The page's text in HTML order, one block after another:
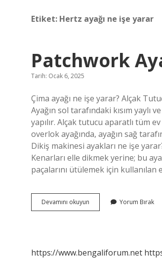
Etiket: Hertz ayağı ne işe yarar
Patchwork
Tarih: Ocak 6, 2025
Çima ayağı ne işe yarar? Alçak
Ayağın sol tarafındaki kısım yaylı
yapılır. Alçak tutucu aparatlı tüm
overlok ayağında, ayağın sağ
Dikiş makinesi ayakları ne işe
Kenarları elle dikmek yerine; bu
paçalarını ütülemek için kullanılan
Devamını okuyun Patchwork
Ayağı
Yorum Bırak
https://www.bengaliforum.net